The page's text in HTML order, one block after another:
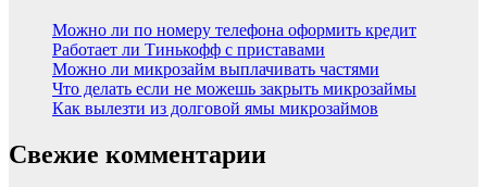
Можно ли по номеру телефона оформить кредит
Работает ли Тинькофф с приставами
Можно ли микрозайм выплачивать частями
Что делать если не можешь закрыть микрозаймы
Как вылезти из долговой ямы микрозаймов
Свежие комментарии